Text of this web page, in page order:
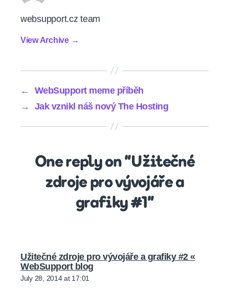
websupport.cz team
View Archive →
←
WebSupport meme příběh
→
Jak vznikl náš nový The Hosting
One reply on “Užitečné
zdroje pro vývojáře a
grafiky #1”
Užitečné zdroje pro vývojáře a grafiky #2 «
WebSupport blogsays:
July 28, 2014 at 17:01